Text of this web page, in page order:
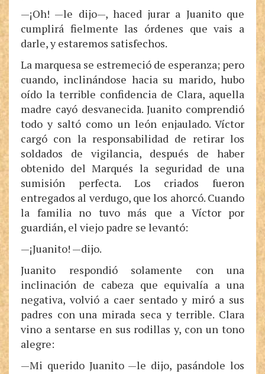
—¡Oh! —le dijo—, haced jurar a Juanito que
cumplirá fielmente las órdenes que vais a
darle, y estaremos satisfechos.
La marquesa se estremeció de esperanza; pero
cuando, inclinándose hacia su marido, hubo
oído la terrible confidencia de Clara, aquella
madre cayó desvanecida. Juanito comprendió
todo y saltó como un león enjaulado. Víctor
cargó con la responsabilidad de retirar los
soldados de vigilancia, después de haber
obtenido del Marqués la seguridad de una
sumisión perfecta. Los criados fueron
entregados al verdugo, que los ahorcó. Cuando
la familia no tuvo más que a Víctor por
guardián, el viejo padre se levantó:
—¡Juanito! —dijo.
Juanito respondió solamente con una
inclinación de cabeza que equivalía a una
negativa, volvió a caer sentado y miró a sus
padres con una mirada seca y terrible. Clara
vino a sentarse en sus rodillas y, con un tono
alegre:
—Mi querido Juanito —le dijo, pasándole los